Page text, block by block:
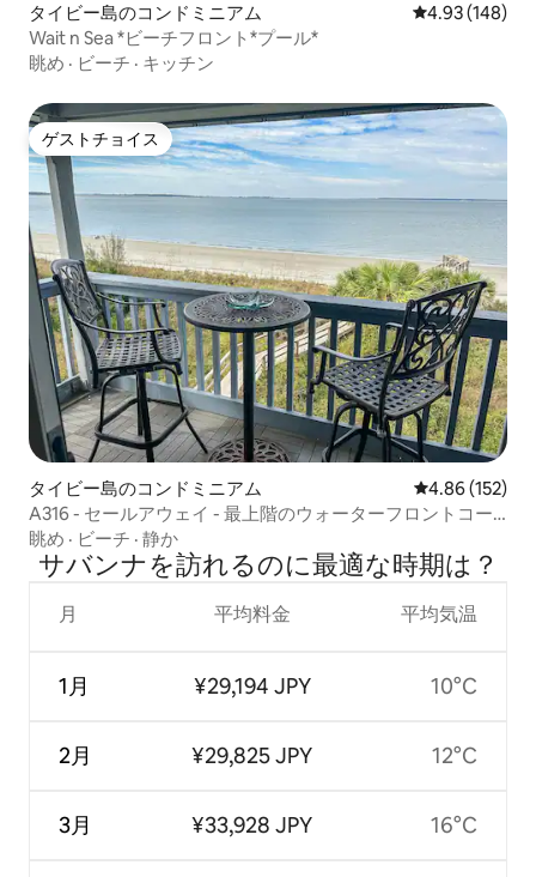
タイビー島のコンドミニアム レビュー148
4.93 (148)
Wait n Sea *ビーチフロント*プール*
眺め · ビーチ · キッチン
ゲストチョイス
ゲストチョイス
タイビー島のコンドミニアム レビュー152
4.86 (152)
A316 - セールアウェイ - 最上階のウォーターフロントコー
ナーユニット。
眺め · ビーチ · 静か
サバンナを訪⁠れ⁠るの⁠に最⁠適⁠な時⁠期⁠は⁠？
月
1月
2月
3月
平均料金
¥29,194 JPY
¥29,825 JPY
¥33,928 JPY
平均気温
10°C
12°C
16°C